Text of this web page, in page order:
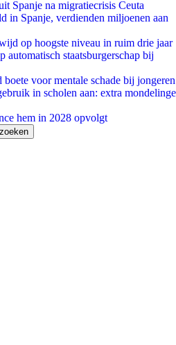
Spanje na migratiecrisis Ceuta
in Spanje, verdienden miljoenen aan
op hoogste niveau in ruim drie jaar
automatisch staatsburgerschap bij
voor mentale schade bij jongeren
in scholen aan: extra mondelinge
hem in 2028 opvolgt